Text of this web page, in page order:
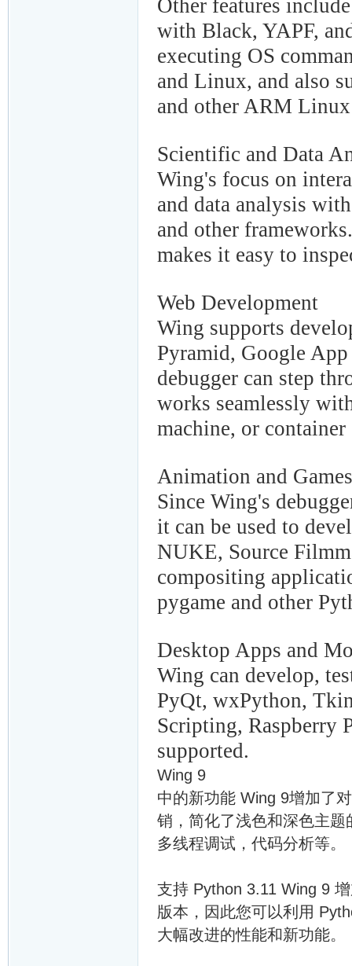
Other features
with Black, YAPF,
executing OS
and Linux, and also
and other ARM
Scientific and Data
Wing's focus on
and data analysis
and other
makes it easy to
Web Development
Wing supports
Pyramid, Google
debugger can step
works seamlessly
machine, or
Animation and Games
Since Wing's
it can be used to
NUKE, Source
compositing
pygame and other
Desktop Apps and
Wing can develop,
PyQt, wxPython,
Scripting, Raspberry
supported.
Wing 9
中的新功能 Wing 9增加了
销，简化了浅色和深色主
多线程调试，代码分析等。
支持 Python 3.11 Wing 9
版本，因此您可以利用
大幅改进的性能和新功能。